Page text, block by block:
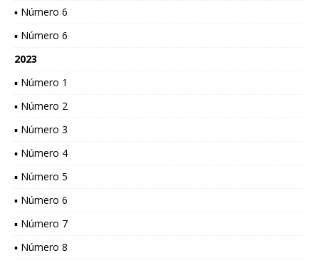
▪ Número 6
▪ Número 6
2023
▪ Número 1
▪ Número 2
▪ Número 3
▪ Número 4
▪ Número 5
▪ Número 6
▪ Número 7
▪ Número 8